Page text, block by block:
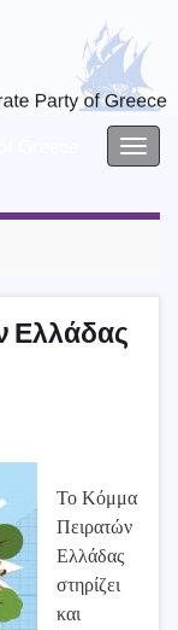
Ελλάδας
Το Κόμμα
Πειρατών
Ελλάδας
στηρίζει
και